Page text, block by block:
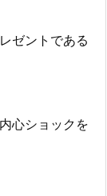
ゼントである
心ショックを